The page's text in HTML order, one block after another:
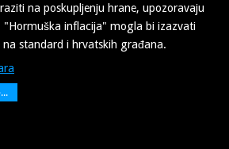
na poskupljenju hrane, upozoravaju
"Hormuška inflacija" mogla bi izazvati
na standard i hrvatskih građana.